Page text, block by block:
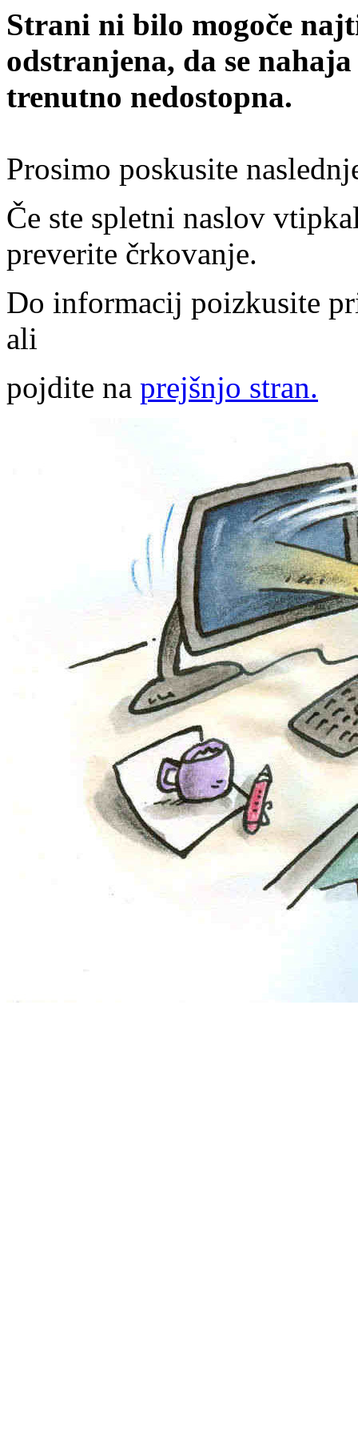
Strani ni bilo mogoče
odstranjena, da se
trenutno nedostopna.
Prosimo poskusite
Če ste spletni naslov
preverite črkovanje.
Do informacij poizkusite
ali
pojdite na prejšnjo stran.